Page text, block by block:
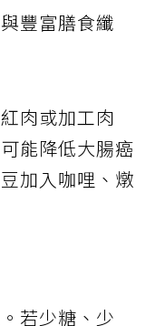
豐富膳食纖
肉或加工肉
能降低大腸癌
加入咖哩、燉
若少糖、少